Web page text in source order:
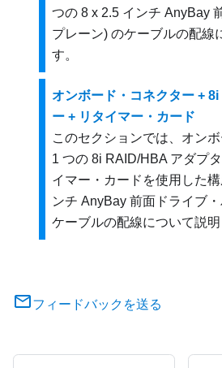
つの 8 x 2.5 インチ AnyBay
プレーン) のケーブルの配線
す。
オンボード・コネクター +
ー + リタイマー・カード
このセクションでは、オンボ
1 つの 8i RAID/HBA アダプ
イマー・カードを使用した
ンチ AnyBay 前面ドライブ
ケーブルの配線について説明
フィードバックを送る